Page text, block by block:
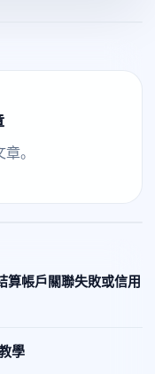
。
算帳戶關聯失敗或信用
學